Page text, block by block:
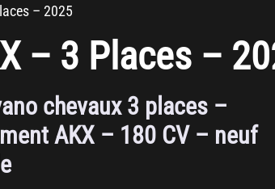
– 2025
– 3 Places –
chevaux 3 places –
AKX – 180 CV – neuf